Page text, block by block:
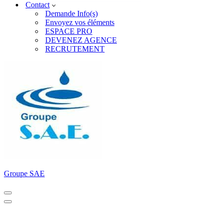
Contact
Demande Info(s)
Envoyez vos éléments
ESPACE PRO
DEVENEZ AGENCE
RECRUTEMENT
Groupe SAE
Menu
de
Menu